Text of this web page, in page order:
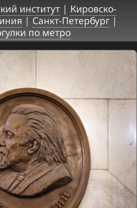
институт| Кировско-
|Санкт-Петербург|
по метро